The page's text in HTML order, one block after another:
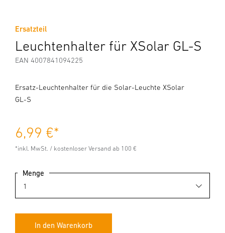
Ersatzteil
Leuchtenhalter für XSolar GL-S
EAN 4007841094225
Ersatz-Leuchtenhalter für die Solar-Leuchte XSolar
GL-S
6,99 €*
*inkl. MwSt. / kostenloser Versand ab 100 €
Menge